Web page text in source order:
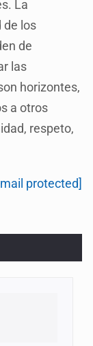
La
de los
de
las
horizontes,
a otros
respeto,
protected]